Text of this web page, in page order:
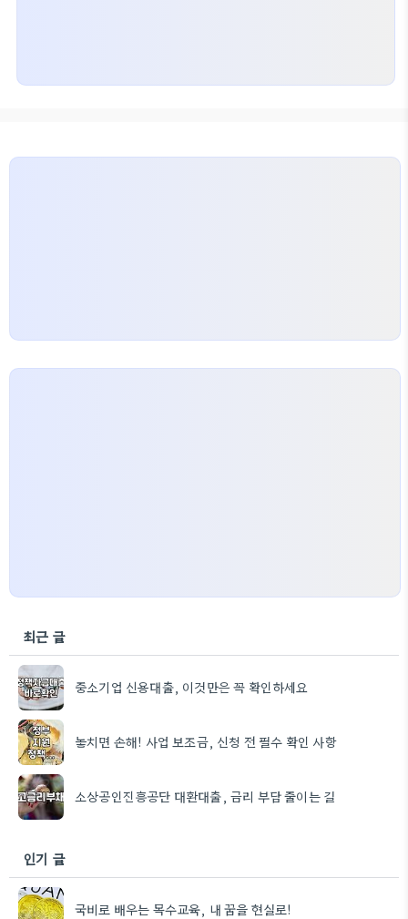
최근 글
중소기업 신용대출, 이것만은 꼭 확인하세요
놓치면 손해! 사업 보조금, 신청 전 필수 확인 사항
소상공인진흥공단 대환대출, 금리 부담 줄이는 길
인기 글
국비로 배우는 목수교육, 내 꿈을 현실로!